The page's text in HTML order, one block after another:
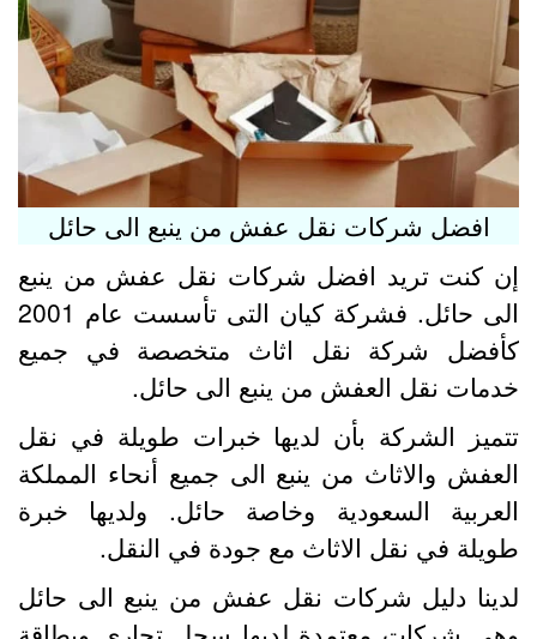
افضل شركات نقل عفش من ينبع الى حائل
كنت تريد افضل شركات نقل عفش من ينبع
الى حائل. فشركة كيان التى تأسست عام 2001
شركة نقل اثاث متخصصة في جميع
نقل العفش من ينبع الى حائل.
الشركة بأن لديها خبرات طويلة في نقل
والاثاث من ينبع الى جميع أنحاء المملكة
السعودية وخاصة حائل. ولديها خبرة
في نقل الاثاث مع جودة في النقل.
دليل شركات نقل عفش من ينبع الى حائل